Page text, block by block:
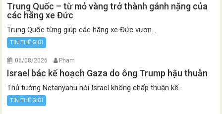
Trung Quốc – từ mỏ vàng trở thành gánh nặng của
các hãng xe Đức
Trung Quốc từng giúp các hãng xe Đức vươn...
TIN THẾ GIỚI
06/08/2026 Pham
Israel bác kế hoạch Gaza do ông Trump hậu thuẫn
Thủ tướng Netanyahu nói Israel không chấp thuận kế...
TIN THẾ GIỚI